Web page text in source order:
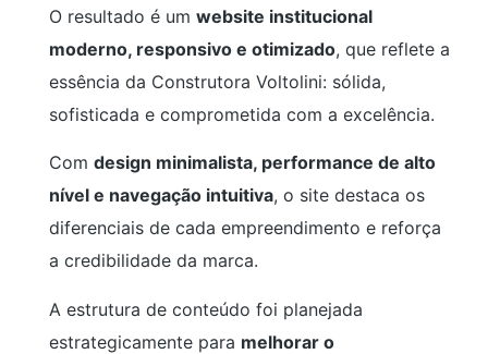
O resultado é um website institucional
moderno, responsivo e otimizado, que reflete a
essência da Construtora Voltolini: sólida,
sofisticada e comprometida com a excelência.
Com design minimalista, performance de alto
nível e navegação intuitiva, o site destaca os
diferenciais de cada empreendimento e reforça
a credibilidade da marca.
A estrutura de conteúdo foi planejada
estrategicamente para melhorar o